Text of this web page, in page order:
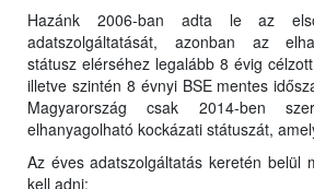
Hazánk 2006-ban adta le az
adatszolgáltatását, azonban az
státusz elérséhez legalább 8 évig
illetve szintén 8 évnyi BSE mentes
Magyarország csak 2014-ben
elhanyagolható kockázati státuszát,
Az éves adatszolgáltatás keretén belül
kell adni: